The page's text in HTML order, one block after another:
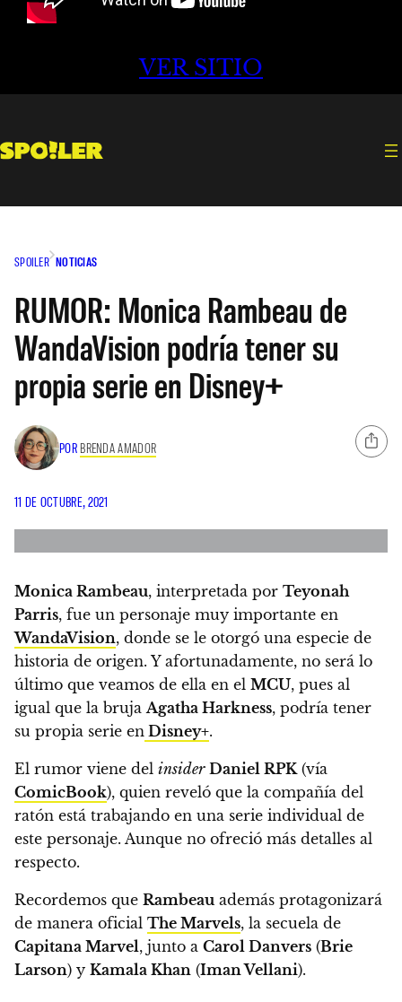
VER SITIO
SPOILER NOTICIAS
RUMOR: Monica Rambeau de
WandaVision podría tener su
propia serie en Disney+
POR BRENDA AMADOR
11 DE OCTUBRE, 2021
Monica Rambeau, interpretada por Teyonah
Parris, fue un personaje muy importante en
WandaVision, donde se le otorgó una especie de
historia de origen. Y afortunadamente, no será lo
último que veamos de ella en el MCU, pues al
igual que la bruja Agatha Harkness, podría tener
su propia serie en Disney+.
El rumor viene del insider Daniel RPK (vía
ComicBook), quien reveló que la compañía del
ratón está trabajando en una serie individual de
este personaje. Aunque no ofreció más detalles al
respecto.
Recordemos que Rambeau además protagonizará
de manera oficial The Marvels, la secuela de
Capitana Marvel, junto a Carol Danvers (Brie
Larson) y Kamala Khan (Iman Vellani).